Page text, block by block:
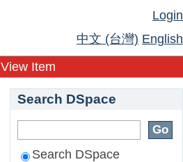
Login
中文 (台灣) English
View Item
Search DSpace
Search DSpace